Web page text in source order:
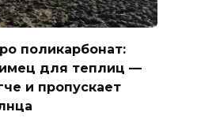
поликарбонат:
для теплиц —
и пропускает